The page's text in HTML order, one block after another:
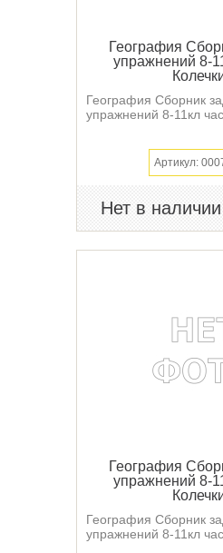
География
упражнений 8-
География Сборник
упражнений 8-11кл
Артикул:
Нет в наличии
География
упражнений 8-
География Сборник
упражнений 8-11кл